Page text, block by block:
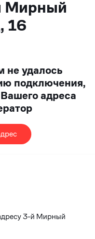
Мирный
16
не удалось
подключения,
адреса
3-й Мирный